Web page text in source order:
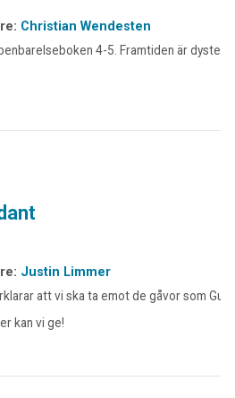
Christian Wendesten
4-5. Framtiden är dyster
Justin Limmer
att vi ska ta emot de gåvor som Gud
kan vi ge!